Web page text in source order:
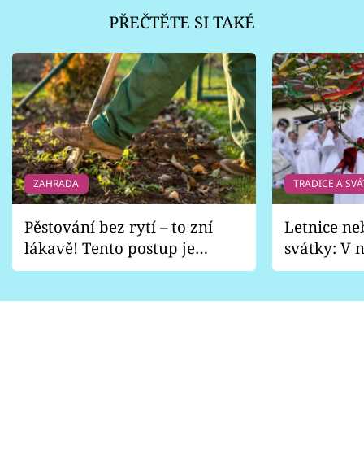
PŘEČTĚTE SI TAKÉ
ZAHRADA
Pěstování bez rytí – to zní
lákavě! Tento postup je
vhodný jen pro některé
TRADICE A
Letnice
svátky: V
pondělí